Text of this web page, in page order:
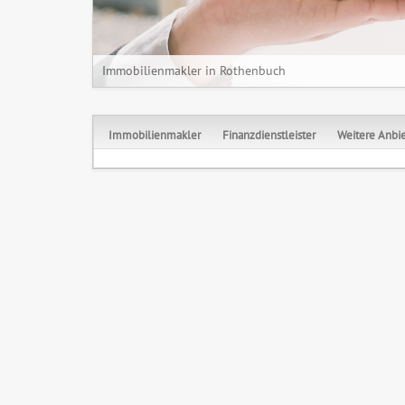
Immobilienmakler in Rothenbuch
Immobilienmakler Finanzdienstleister Weitere